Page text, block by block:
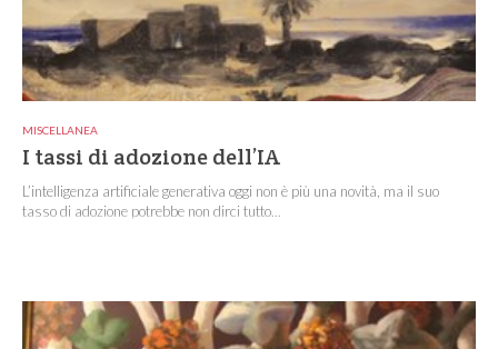
MISCELLANEA
I tassi di adozione dell’IA
L’intelligenza artificiale generativa oggi non è più una novità, ma il suo
tasso di adozione potrebbe non dirci tutto...